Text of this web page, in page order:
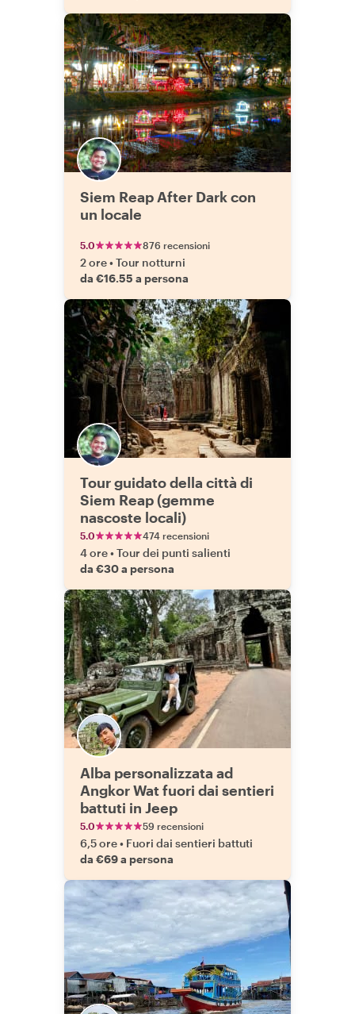
Siem Reap After Dark con
un locale
5.0 876 recensioni
2 ore•Tour notturni
da €16.55 a persona
Tour guidato della città di
Siem Reap (gemme
nascoste locali)
5.0 474 recensioni
4 ore•Tour dei punti salienti
da €30 a persona
Alba personalizzata ad
Angkor Wat fuori dai sentieri
battuti in Jeep
5.0 59 recensioni
6,5 ore• Fuori dai sentieri battuti
da €69 a persona